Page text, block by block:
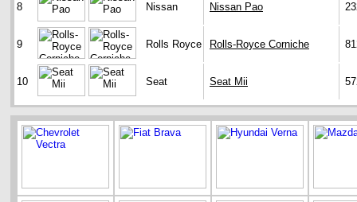
8 Nissan Nissan Pao
9 Rolls Royce Rolls-Royce Corniche
10 Seat Seat Mii